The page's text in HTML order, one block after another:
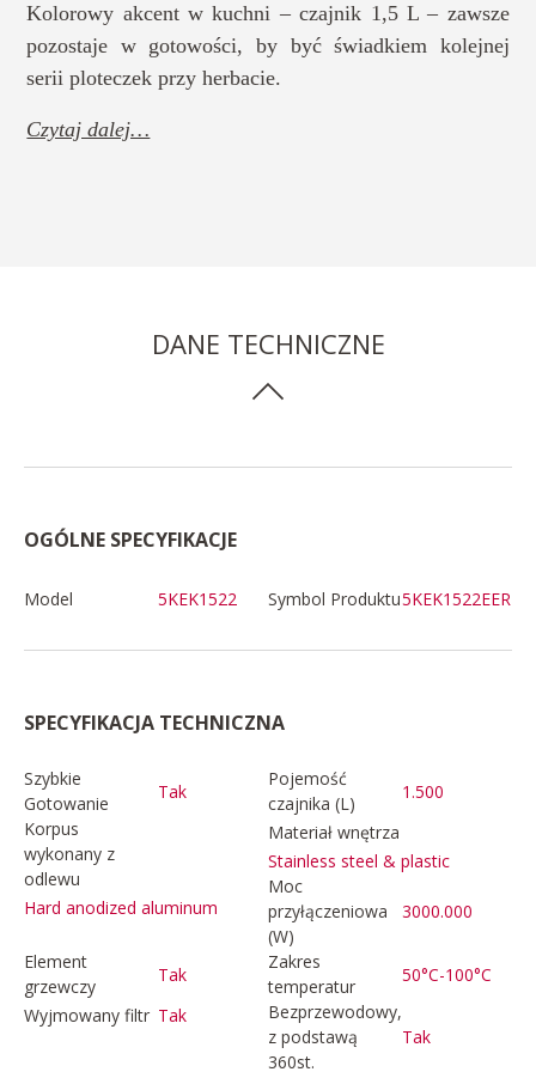
Kolorowy akcent w kuchni – czajnik 1,5 L – zawsze
pozostaje w gotowości, by być świadkiem kolejnej
serii ploteczek przy herbacie.
Czytaj dalej…
DANE TECHNICZNE
OGÓLNE SPECYFIKACJE
Model 5KEK1522 Symbol Produktu5KEK1522EER
SPECYFIKACJA TECHNICZNA
Szybkie
Gotowanie
Tak
Pojemość
czajnika (L)
1.500
Korpus
wykonany z
odlewu
Hard anodized aluminum
Materiał wnętrza
Stainless steel & plastic
Moc
przyłączeniowa
(W)
3000.000
Element
grzewczy
Tak
Zakres
temperatur
50°C-100°C
Wyjmowany filtr Tak
Bezprzewodowy,
z podstawą
360st.
Tak